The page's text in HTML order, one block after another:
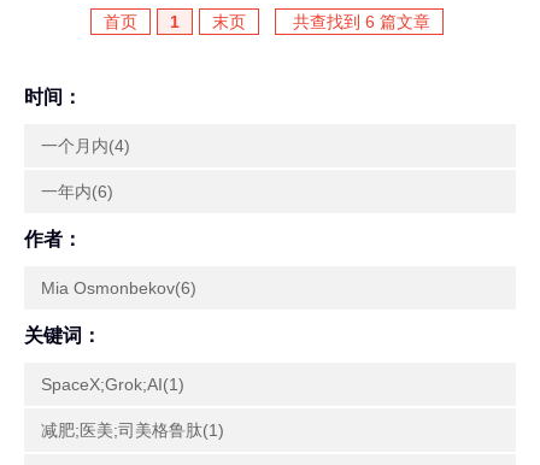
首页 1 末页 共查找到 6 篇文章
时间：
一个月内(4)
一年内(6)
作者：
Mia Osmonbekov(6)
关键词：
SpaceX;Grok;AI(1)
减肥;医美;司美格鲁肽(1)